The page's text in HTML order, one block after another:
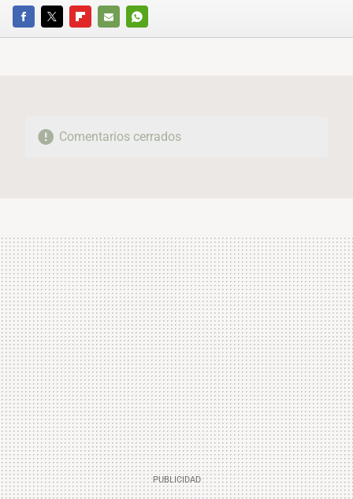
FACEBOOKTWITTERFLIPBOARD
E-
WHATSAPP
Comentarios cerrados